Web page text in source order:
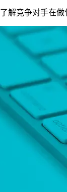
解竞争对手在做